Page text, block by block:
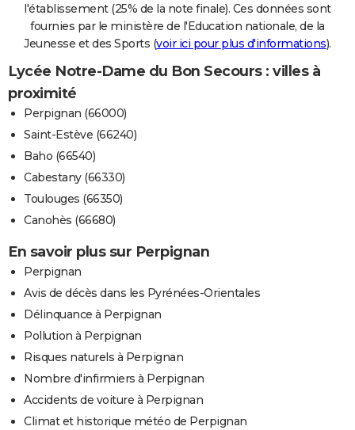
l'établissement (25% de la note finale). Ces données sont
fournies par le ministère de l'Education nationale, de la
Jeunesse et des Sports (voir ici pour plus d'informations).
Lycée Notre-Dame du Bon Secours : villes à
proximité
Perpignan (66000)
Saint-Estève (66240)
Baho (66540)
Cabestany (66330)
Toulouges (66350)
Canohès (66680)
En savoir plus sur Perpignan
Perpignan
Avis de décès dans les Pyrénées-Orientales
Délinquance à Perpignan
Pollution à Perpignan
Risques naturels à Perpignan
Nombre d'infirmiers à Perpignan
Accidents de voiture à Perpignan
Climat et historique météo de Perpignan